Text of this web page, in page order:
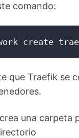
comando:
create
que Traefik se
una carpeta